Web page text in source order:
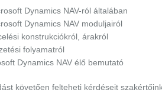
Dynamics NAV-ról általában
Dynamics NAV moduljairól
konstrukciókról, árakról
folyamatról
Dynamics NAV élő bemutató
követően felteheti kérdéseit